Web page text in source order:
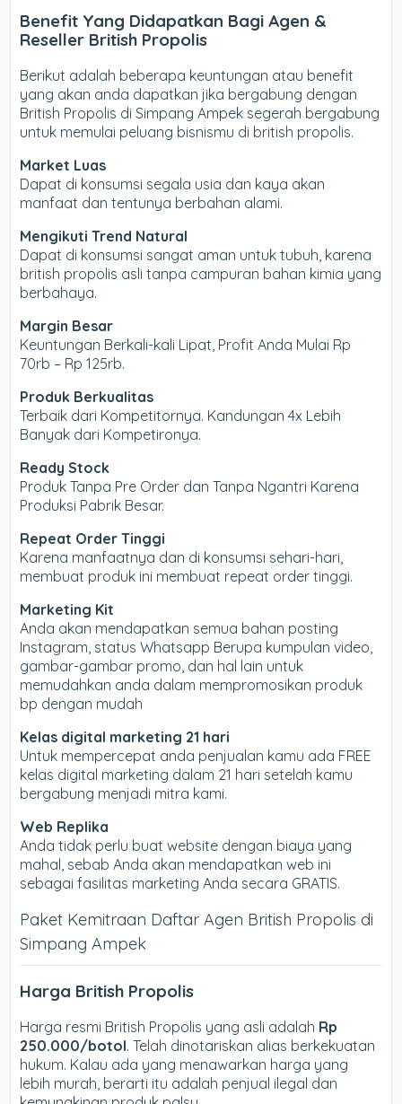
Benefit Yang Didapatkan Bagi Agen &
Reseller British Propolis
Berikut adalah beberapa keuntungan atau benefit
yang akan anda dapatkan jika bergabung dengan
British Propolis di Simpang Ampek segerah bergabung
untuk memulai peluang bisnismu di british propolis.
Market Luas
Dapat di konsumsi segala usia dan kaya akan
manfaat dan tentunya berbahan alami.
Mengikuti Trend Natural
Dapat di konsumsi sangat aman untuk tubuh, karena
british propolis asli tanpa campuran bahan kimia yang
berbahaya.
Margin Besar
Keuntungan Berkali-kali Lipat, Profit Anda Mulai Rp
70rb – Rp 125rb.
Produk Berkualitas
Terbaik dari Kompetitornya. Kandungan 4x Lebih
Banyak dari Kompetironya.
Ready Stock
Produk Tanpa Pre Order dan Tanpa Ngantri Karena
Produksi Pabrik Besar.
Repeat Order Tinggi
Karena manfaatnya dan di konsumsi sehari-hari,
membuat produk ini membuat repeat order tinggi.
Marketing Kit
Anda akan mendapatkan semua bahan posting
Instagram, status Whatsapp Berupa kumpulan video,
gambar-gambar promo, dan hal lain untuk
memudahkan anda dalam mempromosikan produk
bp dengan mudah
Kelas digital marketing 21 hari
Untuk mempercepat anda penjualan kamu ada FREE
kelas digital marketing dalam 21 hari setelah kamu
bergabung menjadi mitra kami.
Web Replika
Anda tidak perlu buat website dengan biaya yang
mahal, sebab Anda akan mendapatkan web ini
sebagai fasilitas marketing Anda secara GRATIS.
Paket Kemitraan Daftar Agen British Propolis di
Simpang Ampek
Harga British Propolis
Harga resmi British Propolis yang asli adalah Rp
250.000/botol. Telah dinotariskan alias berkekuatan
hukum. Kalau ada yang menawarkan harga yang
lebih murah, berarti itu adalah penjual ilegal dan